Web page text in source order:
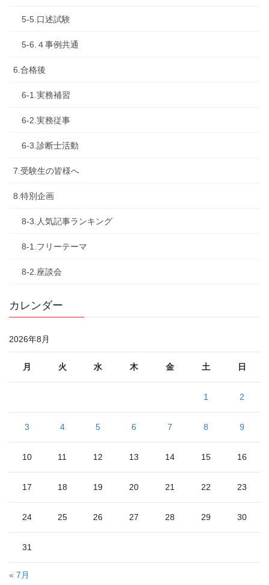
5-5.口述試験
5-6.４事例共通
6.合格後
6-1.実務補習
6-2.実務従事
6-3.診断士活動
7.受験生の皆様へ
8.特別企画
8-3.人気記事ランキング
8-1.フリーテーマ
8-2.座談会
カレンダー
2026年8月
月 火 水 木 金 土 日
1 2
3 4 5 6 7 8 9
10 11 12 13 14 15 16
17 18 19 20 21 22 23
24 25 26 27 28 29 30
31
« 7月